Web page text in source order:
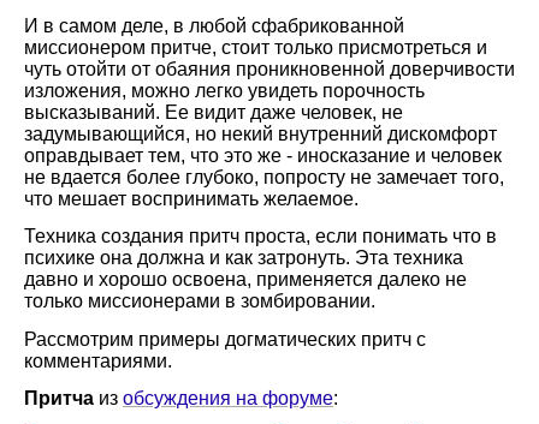
И в самом деле, в любой сфабрикованной
миссионером притче, стоит только присмотреться и
чуть отойти от обаяния проникновенной доверчивости
изложения, можно легко увидеть порочность
высказываний. Ее видит даже человек, не
задумывающийся, но некий внутренний дискомфорт
оправдывает тем, что это же - иносказание и человек
не вдается более глубоко, попросту не замечает того,
что мешает воспринимать желаемое.
Техника создания притч проста, если понимать что в
психике она должна и как затронуть. Эта техника
давно и хорошо освоена, применяется далеко не
только миссионерами в зомбировании.
Рассмотрим примеры догматических притч с
комментариями.
Притча из обсуждения на форуме: